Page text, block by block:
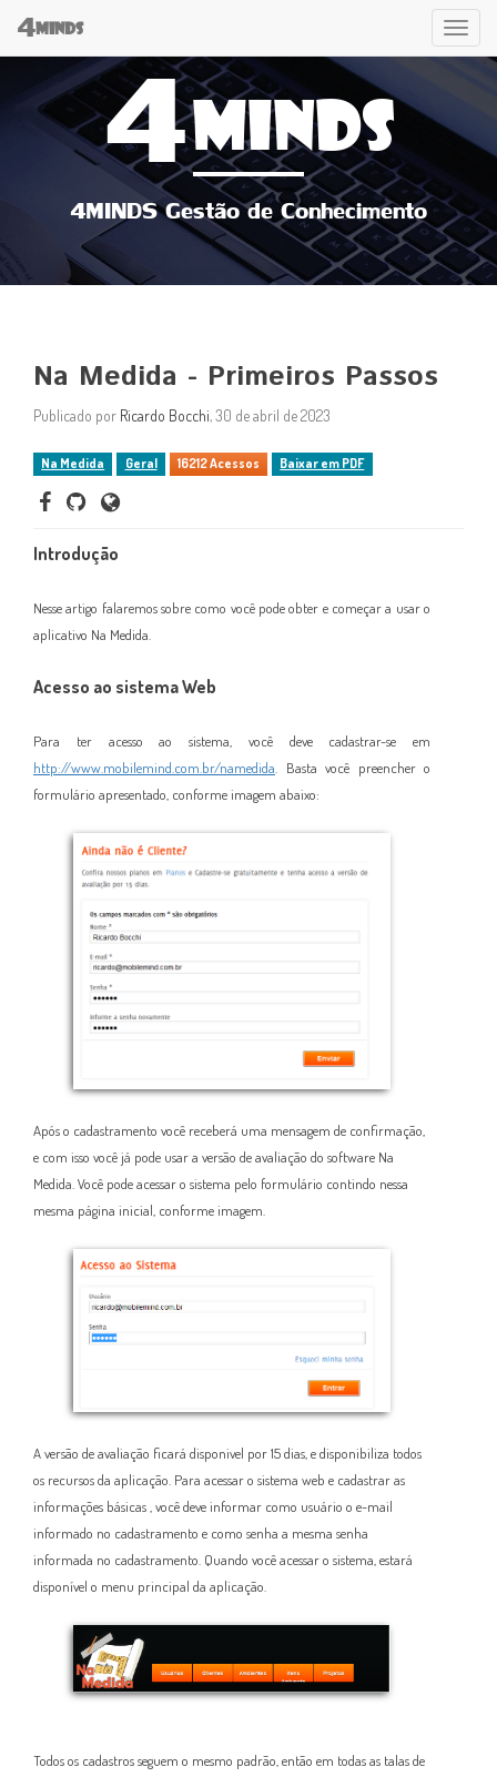
4MINDS 4MINDS
4MINDS Gestão de Conhecimento
Na Medida - Primeiros Passos
Publicado por Ricardo Bocchi, 30 de abril de 2023
Na Medida Geral 16212 Acessos Baixar em PDF
Introdução
Nesse artigo falaremos sobre como você pode obter e começar a usar o
aplicativo Na Medida.
Acesso ao sistema Web
Para ter acesso ao sistema, você deve cadastrar-se em
http://www.mobilemind.com.br/namedida . Basta você preencher o
formulário apresentado, conforme imagem abaixo:
Após o cadastramento você receberá uma mensagem de confirmação,
e com isso você já pode usar a versão de avaliação do software Na
Medida. Você pode acessar o sistema pelo formulário contindo nessa
mesma página inicial, conforme imagem.
A versão de avaliação ficará disponivel por 15 dias, e disponibiliza todos
os recursos da aplicação. Para acessar o sistema web e cadastrar as
informações básicas , você deve informar como usuário o e-mail
informado no cadastramento e como senha a mesma senha
informada no cadastramento. Quando você acessar o sistema, estará
disponível o menu principal da aplicação.
Todos os cadastros seguem o mesmo padrão, então em todas as talas de